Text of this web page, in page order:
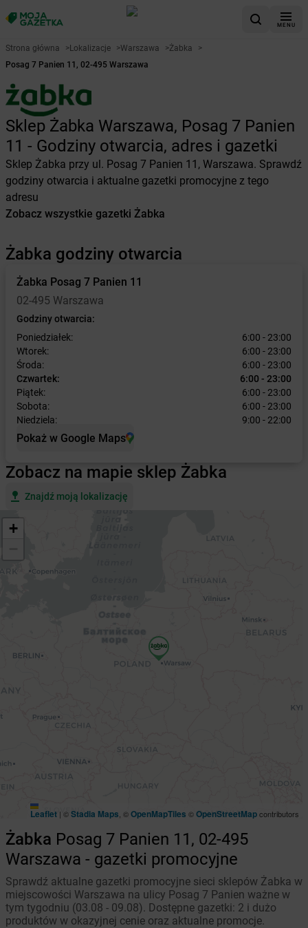
MENU
Strona główna >Lokalizacje >Warszawa >Żabka
>
Posag 7 Panien 11, 02-495 Warszawa
Sklep Żabka Warszawa, Posag 7 Panien
11 - Godziny otwarcia, adres i gazetki
Sklep Żabka przy ul. Posag 7 Panien 11, Warszawa. Sprawdź
godziny otwarcia i aktualne gazetki promocyjne z tego
adresu
Zobacz wszystkie gazetki Żabka
Żabka godziny otwarcia
Żabka Posag 7 Panien 11
02-495 Warszawa
Godziny otwarcia:
Poniedziałek:
6:00 - 23:00
Wtorek:
6:00 - 23:00
Środa:
6:00 - 23:00
Czwartek:
6:00 - 23:00
Piątek:
6:00 - 23:00
Sobota:
6:00 - 23:00
Niedziela:
9:00 - 22:00
Pokaż w Google Maps
Zobacz na mapie sklep Żabka
Znajdź moją lokalizację
+
Leaflet | ©Stadia Maps , ©OpenMapTiles ©OpenStreetMapcontributors
Żabka Posag 7 Panien 11, 02-495
Warszawa - gazetki promocyjne
Sprawdź aktualne gazetki promocyjne sieci sklepów Żabka w
miejscowości Warszawa na ulicy Posag 7 Panien ważne w
tym tygodniu (03.08 - 09.08). Dostępne gazetki: 2 i dużo
produktów w okazyjnej cenie oraz aktualne promocje.